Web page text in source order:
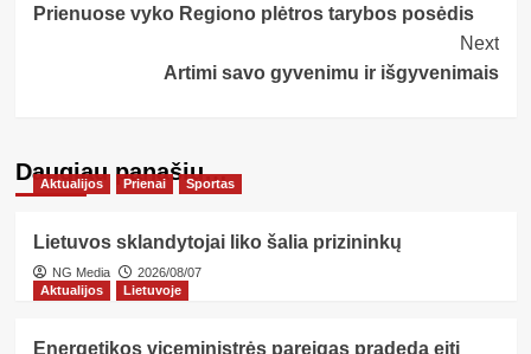
Navigation
Prienuose vyko Regiono plėtros tarybos posėdis
Next
Artimi savo gyvenimu ir išgyvenimais
Daugiau panašių…
Aktualijos Prienai Sportas
Lietuvos sklandytojai liko šalia prizininkų
NG Media
2026/08/07
Aktualijos
Lietuvoje
Energetikos viceministrės pareigas pradeda eiti